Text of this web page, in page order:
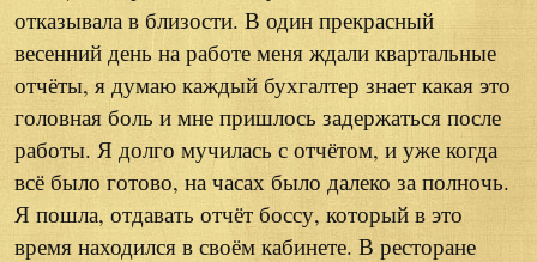
отказывала в близости. В один прекрасный
весенний день на работе меня ждали квартальные
отчёты, я думаю каждый бухгалтер знает какая это
головная боль и мне пришлось задержаться после
работы. Я долго мучилась с отчётом, и уже когда
всё было готово, на часах было далеко за полночь.
Я пошла, отдавать отчёт боссу, который в это
время находился в своём кабинете. В ресторане